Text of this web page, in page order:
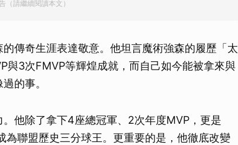
（請繼續閱讀本文）
傳奇生涯表達敬意。他坦言魔術強森的履歷「太
與3次FMVP等輝煌成就，而自己如今能被拿來與
的事。
他除了拿下4座總冠軍、2次年度MVP，更是
聯盟歷史三分球王。更重要的是，他徹底改變